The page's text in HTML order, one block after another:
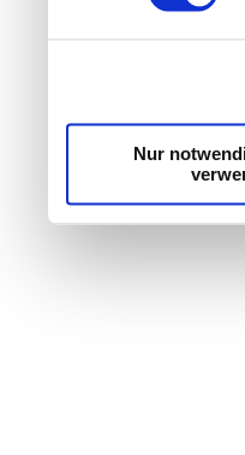
Wir verwenden
die Zugriffe auf
Dienste gesammelt
Nur